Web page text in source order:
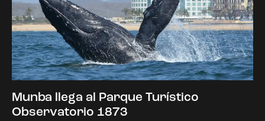
Munba llega al Parque Turístico
Observatorio 1873